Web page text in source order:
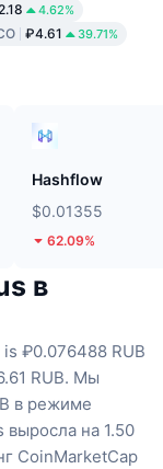
4.62%
₽4.61 39.71%
Hashflow
$0.01355
62.09%
в
is ₽0.076488 RUB
RUB. Мы
в режиме
выросла на 1.50
CoinMarketCap